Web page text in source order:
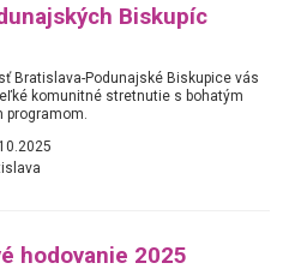
Biskupíc
Bratislava-Podunajské Biskupice vás
komunitné stretnutie s bohatým
programom.
hodovanie 2025